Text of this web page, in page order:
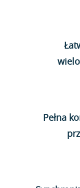
Pełna